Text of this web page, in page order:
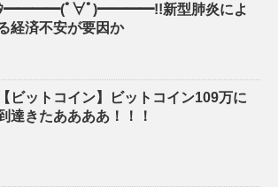
━━━━(ﾟ∀ﾟ)━━━━!!新型肺炎によ
経済不安が要因か
【ビットコイン】ビットコイン109万に
達きたああああ！！！